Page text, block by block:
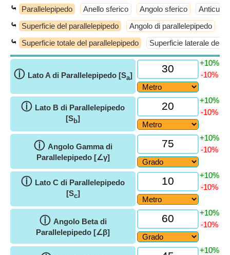
⤿ Parallelepipedo Anello sferico Angolo sferico Anticube
⤿ Superficie del parallelepipedo Angolo di parallelepipedo
⤿ Superficie totale del parallelepipedo Superficie laterale del
ⓘ Lato A di Parallelepipedo [Sa]
+10%
-10%
ⓘ Lato B di Parallelepipedo
[Sb]
+10%
-10%
ⓘ Angolo Gamma di
Parallelepipedo [∠γ]
+10%
-10%
ⓘ Lato C di Parallelepipedo
[Sc]
+10%
-10%
ⓘ Angolo Beta di
Parallelepipedo [∠β]
+10%
-10%
+10%